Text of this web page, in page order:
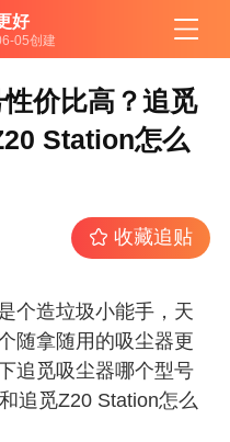
好
05创建
价比高？追觅
Station怎么
收藏追贴
造垃圾小能手，天
随拿随用的吸尘器更
追觅吸尘器哪个型号
追觅Z20 Station怎么